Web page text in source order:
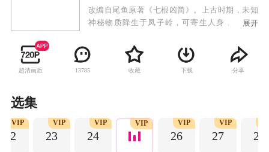
改编自尾鱼原著《七根凶简》。上古时期，未知
神秘物质降生于凤子岭，可寄生人身，改变人
凶案接踵而来，木代、罗韧、一万三、炎红砂、
曹严华五个平凡而热血的年轻人先后因着各自的
际遇意外卷入心简事件，五人组成凤凰小队，共
华。
展开
超清画质 13785 收藏 下载 分享
选集
22
VIP
23
VIP
24
VIP VIP
26
VIP
27
VIP
28